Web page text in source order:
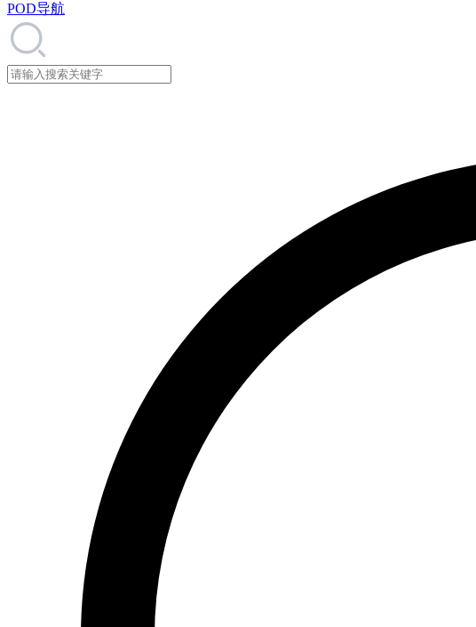
POD导航